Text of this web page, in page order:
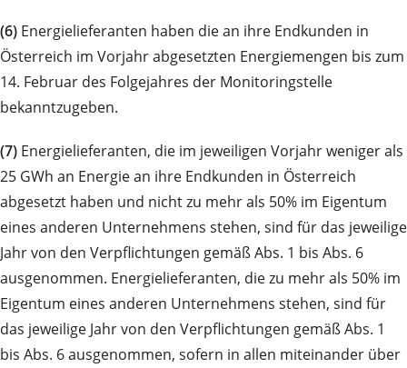
(6) Energielieferanten haben die an ihre Endkunden in
Österreich im Vorjahr abgesetzten Energiemengen bis zum
14. Februar des Folgejahres der Monitoringstelle
bekanntzugeben.
(7) Energielieferanten, die im jeweiligen Vorjahr weniger als
25 GWh an Energie an ihre Endkunden in Österreich
abgesetzt haben und nicht zu mehr als 50% im Eigentum
eines anderen Unternehmens stehen, sind für das jeweilige
Jahr von den Verpflichtungen gemäß Abs. 1 bis Abs. 6
ausgenommen. Energielieferanten, die zu mehr als 50% im
Eigentum eines anderen Unternehmens stehen, sind für
das jeweilige Jahr von den Verpflichtungen gemäß Abs. 1
bis Abs. 6 ausgenommen, sofern in allen miteinander über